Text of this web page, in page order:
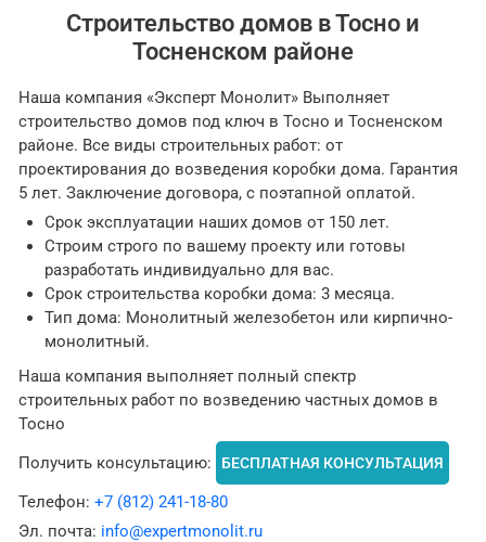
Строительство домов в Тосно и
Тосненском районе
Наша компания «Эксперт Монолит» Выполняет
строительство домов под ключ в Тосно и Тосненском
районе. Все виды строительных работ: от
проектирования до возведения коробки дома. Гарантия
5 лет. Заключение договора, с поэтапной оплатой.
Срок эксплуатации наших домов от 150 лет.
Строим строго по вашему проекту или готовы
разработать индивидуально для вас.
Срок строительства коробки дома: 3 месяца.
Тип дома: Монолитный железобетон или кирпично-
монолитный.
Наша компания выполняет полный спектр
строительных работ по возведению частных домов в
Тосно
Получить консультацию:
БЕСПЛАТНАЯ КОНСУЛЬТАЦИЯ
Телефон: +7 (812) 241-18-80
Эл. почта: info@expertmonolit.ru